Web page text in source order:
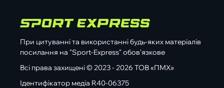
При цитуванні та використанні будь-яких матеріалів
посилання на "Sport-Express" обов'язкове
Всі права захищені © 2023 - 2026 ТОВ «ПМХ»
Ідентифікатор медіа R40-06375